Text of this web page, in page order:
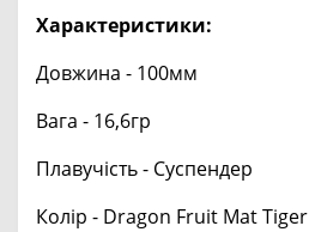
Характеристики:
Довжина - 100мм
Вага - 16,6гр
Плавучість - Суспендер
Колір - Dragon Fruit Mat Tiger